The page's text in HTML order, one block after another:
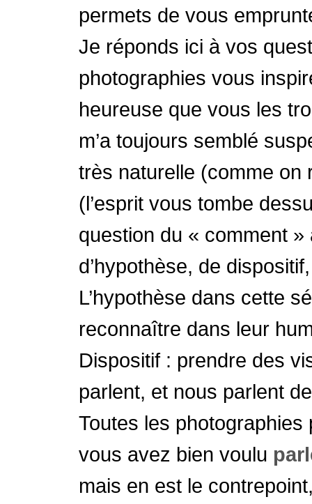
permets de vous
Je réponds ici à vos
photographies vous
heureuse que vous les
m’a toujours semblé
très naturelle (comme on
(l’esprit vous tombe
question du « comment »
d’hypothèse, de
L’hypothèse dans cette
reconnaître dans leur
Dispositif : prendre des
parlent, et nous parlent
Toutes les
vous avez bien voulu
mais en est le